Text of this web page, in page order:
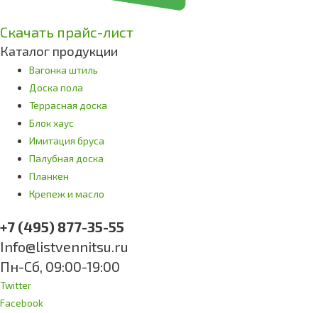
Скачать прайс-лист
Каталог продукции
Вагонка штиль
Доска пола
Террасная доска
Блок хаус
Имитация бруса
Палубная доска
Планкен
Крепеж и масло
+7 (495) 877-35-55
Info@listvennitsu.ru
Пн-Сб, 09:00-19:00
Twitter
Facebook